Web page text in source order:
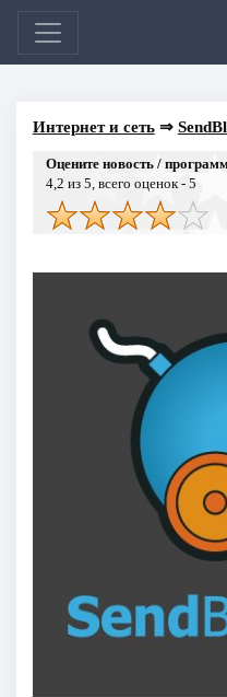
Интернет и сеть⇒
Оцените новость /
4,2 из 5, всего оценок - 5